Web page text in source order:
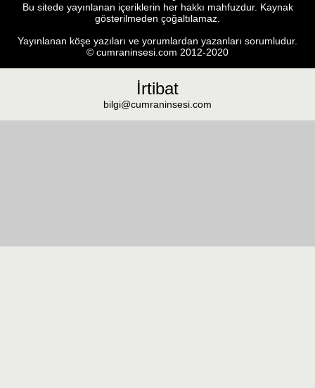
Bu sitede yayınlanan içeriklerin her hakkı mahfuzdur. Kaynak
gösterilmeden çoğaltılamaz.
Yayınlanan köşe yazıları ve yorumlardan yazanları sorumludur.
© cumraninsesi.com 2012-2020
İrtibat
bilgi@cumraninsesi.com